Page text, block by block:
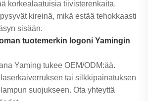
korkealaatuisia tiivisterenkaita.
kireinä, mikä estää tehokkaasti
sisään.
tuotemerkin logoni Yamingin
Yaming tukee OEM/ODM:ää.
tai silkkipainatuksen
suojukseen. Ota yhteyttä